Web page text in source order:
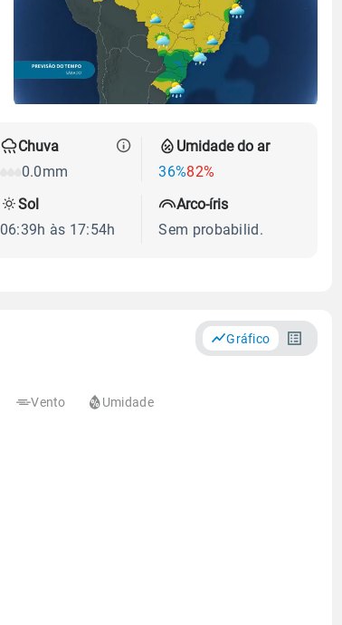
Chuva
0.0mm
Umidade do ar
36%82%
Sol
06:39h às 17:54h
Arco-íris
Sem probabilid.
Gráfico
Vento Umidade